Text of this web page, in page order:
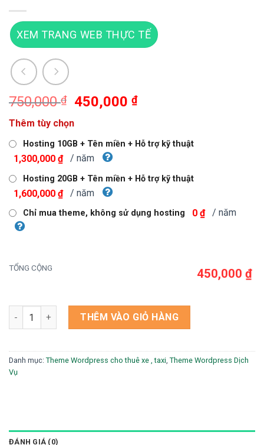
XEM TRANG WEB THỰC TẾ
750,000₫
Giá
là:
750,000 ₫.
450,000₫Giá
là:
Thêm tùy chọn
Hosting 10GB + Tên miền + Hỗ trợ kỹ thuật
1,300,000 ₫ / năm
Hosting 20GB + Tên miền + Hỗ trợ kỹ thuật
1,600,000 ₫ / năm
Chỉ mua theme, không sử dụng hosting 0 ₫ / năm
TỔNG CỘNG 450,000 ₫
Theme wordpress dịch vụ taxi 1 số lượng
THÊM VÀO GIỎ HÀNG
Danh mục: Theme Wordpress cho thuê xe , taxi Theme Wordpress Dịch
Vụ
ĐÁNH GIÁ (0)